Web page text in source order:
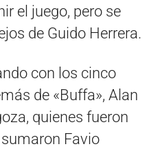
el juego, pero se
de Guido Herrera.
con los cinco
de «Buffa», Alan
quienes fueron
Favio